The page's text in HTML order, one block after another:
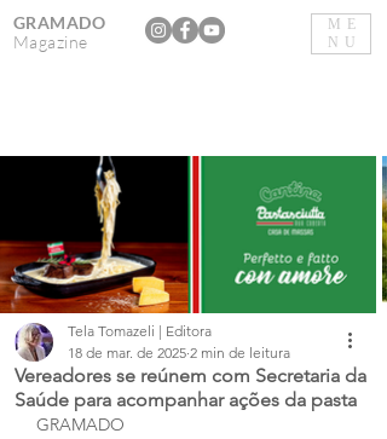
ME
NU
GRAMADO
Magazine
Vereadores se reúnem com Secretaria da
Saúde para acompanhar ações da pasta
Tela Tomazeli | Editora
18 de mar. de 2025 2 min de leitura
GRAMADO